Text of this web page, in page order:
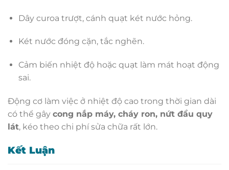
Dây curoa trượt, cánh quạt két nước hỏng.
Két nước đóng cặn, tắc nghẽn.
Cảm biến nhiệt độ hoặc quạt làm mát hoạt động
sai.
Động cơ làm việc ở nhiệt độ cao trong thời gian dài
có thể gây cong nắp máy, cháy ron, nứt đầu quy
lát, kéo theo chi phí sửa chữa rất lớn.
Kết Luận